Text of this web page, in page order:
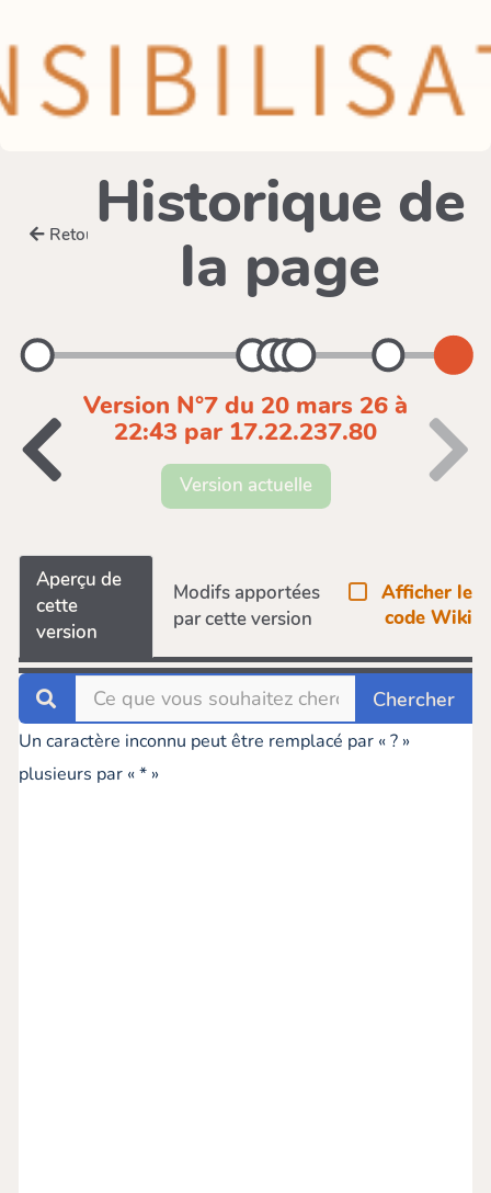
Retour Historique de
la page
Version N°7 du 20 mars 26 à
22:43 par 17.22.237.80
Version actuelle
Aperçu de
cette
version
Modifs apportées
par cette version
Afficher le
code Wiki